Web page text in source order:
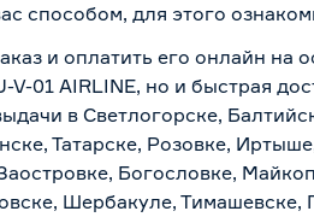
способом, для этого
и оплатить его онлайн на
V-01 AIRLINE, но и быстрая
в Светлогорске,
Татарске, Розовке,
Богословке,
Шербакуле,